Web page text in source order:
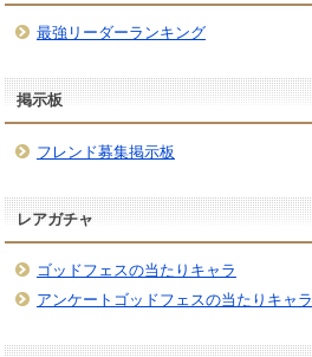
最強リーダーランキング
掲示板
フレンド募集掲示板
レアガチャ
ゴッドフェスの当たりキャラ
アンケートゴッドフェスの当たりキャラ